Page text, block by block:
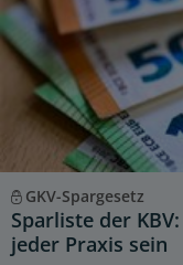
GKV-Spargesetz
Sparliste der
jeder Praxis sein